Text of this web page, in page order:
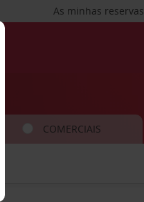
As minhas reservas
COMERCIAIS